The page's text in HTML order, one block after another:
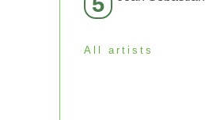
All artists